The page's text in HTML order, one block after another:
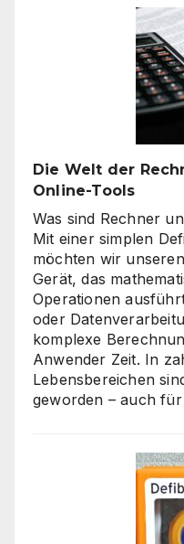
Die Welt der
Online-Tools
Was sind Rechner
Mit einer simplen
möchten wir
Gerät, das
Operationen
oder
komplexe
Anwender Zeit. In
Lebensbereichen
geworden – auch